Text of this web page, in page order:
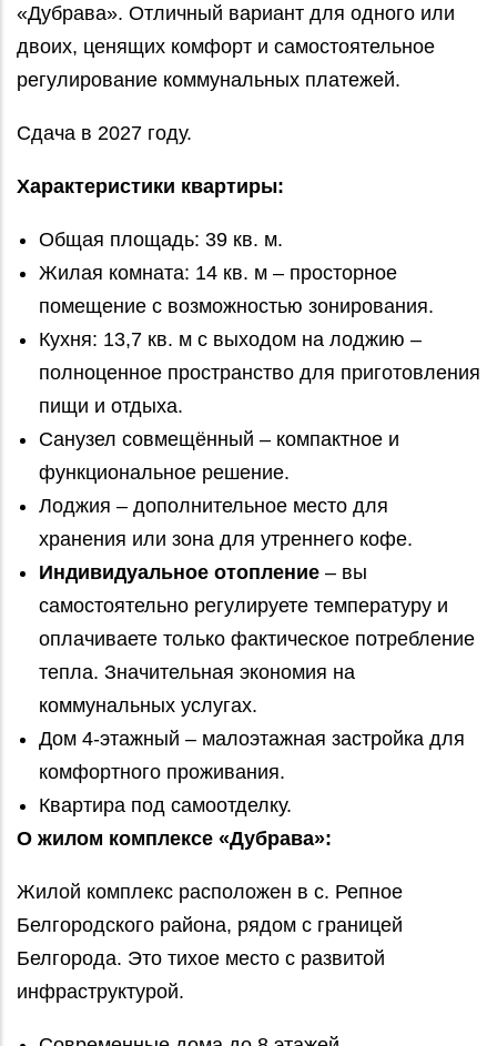
«Дубрава». Отличный вариант для одного или
двоих, ценящих комфорт и самостоятельное
регулирование коммунальных платежей.
Сдача в 2027 году.
Характеристики квартиры:
Общая площадь: 39 кв. м.
Жилая комната: 14 кв. м – просторное
помещение с возможностью зонирования.
Кухня: 13,7 кв. м с выходом на лоджию –
полноценное пространство для приготовления
пищи и отдыха.
Санузел совмещённый – компактное и
функциональное решение.
Лоджия – дополнительное место для
хранения или зона для утреннего кофе.
Индивидуальное отопление – вы
самостоятельно регулируете температуру и
оплачиваете только фактическое потребление
тепла. Значительная экономия на
коммунальных услугах.
Дом 4-этажный – малоэтажная застройка для
комфортного проживания.
Квартира под самоотделку.
О жилом комплексе «Дубрава»:
Жилой комплекс расположен в с. Репное
Белгородского района, рядом с границей
Белгорода. Это тихое место с развитой
инфраструктурой.